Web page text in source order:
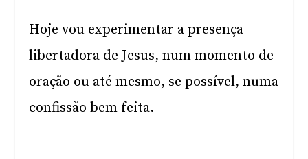
Hoje vou experimentar a presença
libertadora de Jesus, num momento de
oração ou até mesmo, se possível, numa
confissão bem feita.